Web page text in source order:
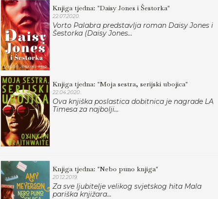
Knjiga tjedna: "Daisy Jones i Šestorka"
22.07.2020.
Vorto Palabra predstavlja roman Daisy Jones i
Šestorka (Daisy Jones...
Knjiga tjedna: "Moja sestra, serijski ubojica"
22.04.2020.
Ova knjiška poslastica dobitnica je nagrade LA
Timesa za najbolji...
Knjiga tjedna: "Nebo puno knjiga"
20.12.2019.
Za sve ljubitelje velikog svjetskog hita Mala
pariška knjižara...